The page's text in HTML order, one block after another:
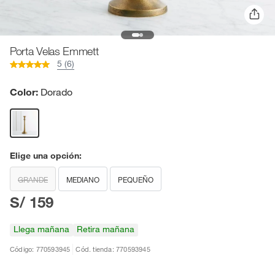
Porta Velas Emmett
5 (6)
Color: Dorado
Elige una opción:
GRANDE MEDIANO PEQUEÑO
S/ 159
Llega mañana Retira mañana
Código: 770593945 Cód. tienda: 770593945